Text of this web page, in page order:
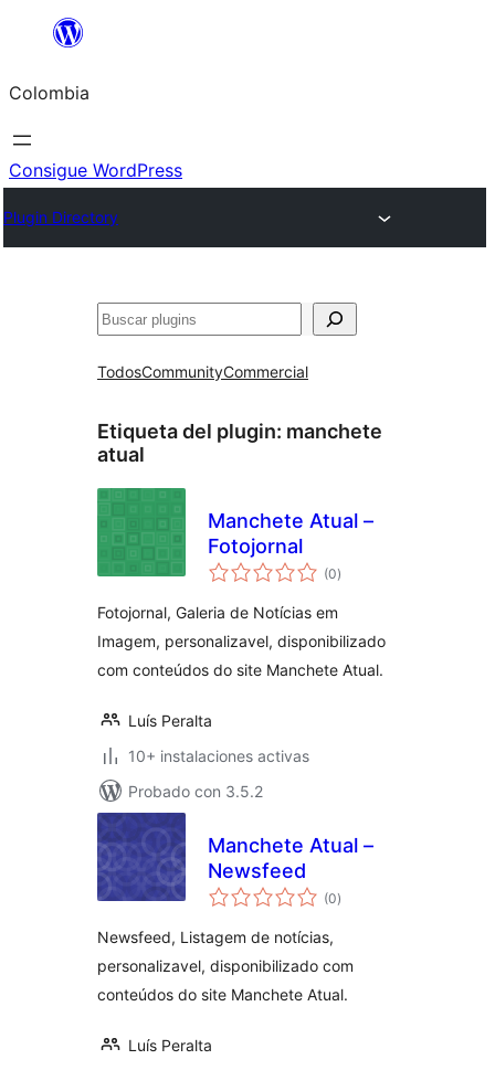
Saltar
contenido
Colombia
Consigue WordPress
Plugin Directory
Buscar
TodosCommunityCommercial
Etiqueta del plugin: manchete
atual
Manchete Atual –
Fotojornal
(0total
de
)
Fotojornal, Galeria de Notícias em
Imagem, personalizavel, disponibilizado
com conteúdos do site Manchete Atual.
Luís Peralta
10+ instalaciones activas
Probado con 3.5.2
Manchete Atual –
Newsfeed
(0total
de
)
Newsfeed, Listagem de notícias,
personalizavel, disponibilizado com
conteúdos do site Manchete Atual.
Luís Peralta